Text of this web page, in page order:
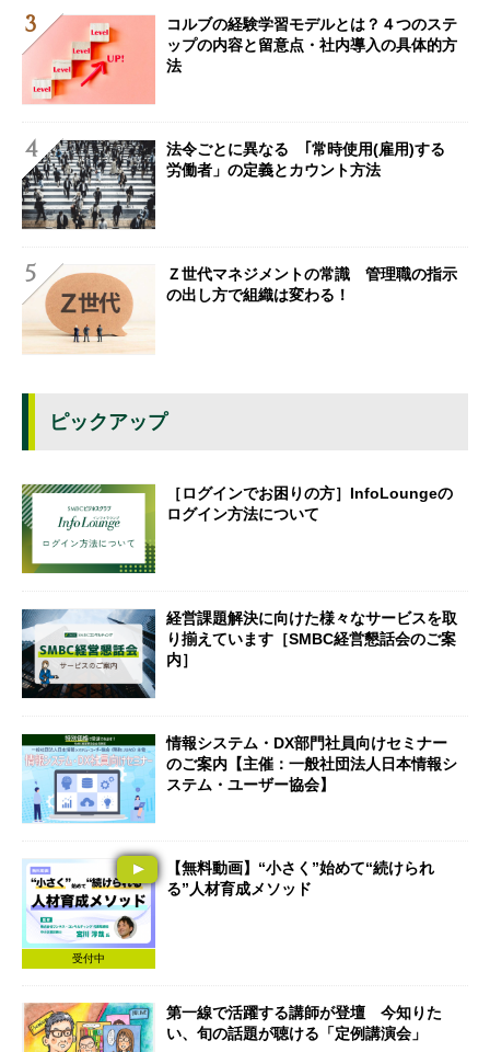
コルブの経験学習モデルとは？４つのステ
ップの内容と留意点・社内導入の具体的方
法
法令ごとに異なる ｢常時使用(雇用)する
労働者」の定義とカウント方法
Ｚ世代マネジメントの常識 管理職の指示
の出し方で組織は変わる！
ピックアップ
［ログインでお困りの方］InfoLoungeの
ログイン方法について
経営課題解決に向けた様々なサービスを取
り揃えています［SMBC経営懇話会のご案
内］
情報システム・DX部門社員向けセミナー
のご案内【主催：一般社団法人日本情報シ
ステム・ユーザー協会】
受付中
【無料動画】“小さく”始めて“続けられ
る”人材育成メソッド
第一線で活躍する講師が登壇 今知りた
い、旬の話題が聴ける「定例講演会」